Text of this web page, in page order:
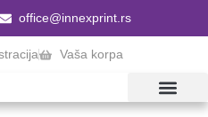
office@innexprint.rs
Vaša korpa